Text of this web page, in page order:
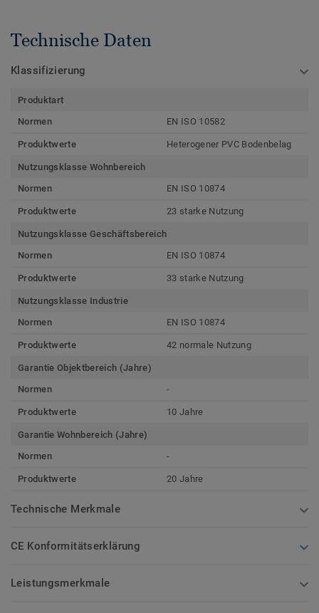
Technische Daten
Klassifizierung
Produktart
Normen
EN ISO 10582
Produktwerte Heterogener PVC Bodenbelag
Nutzungsklasse Wohnbereich
Normen
EN ISO 10874
Produktwerte 23 starke Nutzung
Nutzungsklasse Geschäftsbereich
Normen
EN ISO 10874
Produktwerte 33 starke Nutzung
Nutzungsklasse Industrie
Normen
EN ISO 10874
Produktwerte 42 normale Nutzung
Garantie Objektbereich (Jahre)
Normen
-
Produktwerte 10 Jahre
Garantie Wohnbereich (Jahre)
Normen
-
Produktwerte 20 Jahre
Technische Merkmale
CE Konformitätserklärung
Leistungsmerkmale